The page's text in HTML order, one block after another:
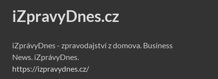
iZpravyDnes.cz
iZprávyDnes - zpravodajství z domova. Business
News. iZprávyDnes.
https://izpravydnes.cz/